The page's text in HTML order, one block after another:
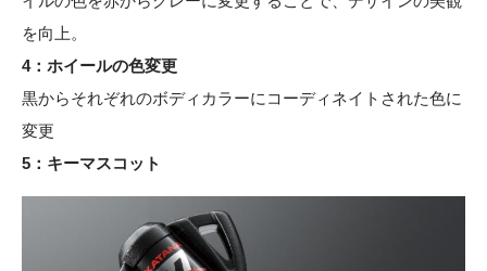
を向上。
4：ホイールの色変更
黒からそれぞれのボディカラーにコーディネイトされた色に
変更
5：キーマスコット